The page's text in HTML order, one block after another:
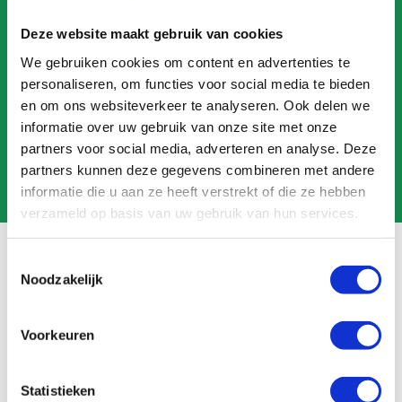
Deze website maakt gebruik van cookies
We gebruiken cookies om content en advertenties te
personaliseren, om functies voor social media te bieden
en om ons websiteverkeer te analyseren. Ook delen we
informatie over uw gebruik van onze site met onze
partners voor social media, adverteren en analyse. Deze
partners kunnen deze gegevens combineren met andere
informatie die u aan ze heeft verstrekt of die ze hebben
verzameld op basis van uw gebruik van hun services.
Noodzakelijk
Voorkeuren
Statistieken
MAIL US
Search